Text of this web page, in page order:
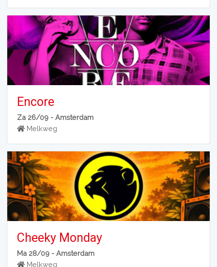
Encore
Za 26/09 -Amsterdam
Melkweg
Cheeky Monday
Ma 28/09 -Amsterdam
Melkweg